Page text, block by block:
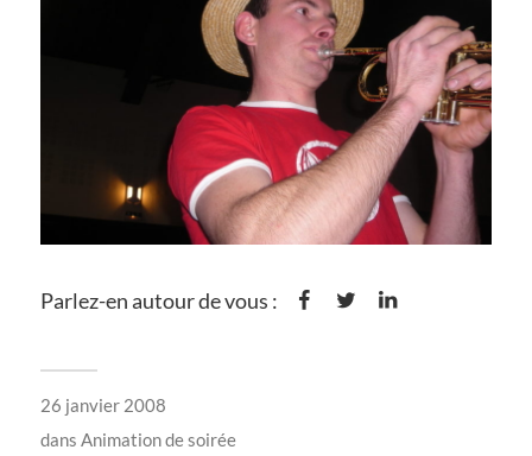
Parlez-en autour de vous :
26 janvier 2008
dans Animation de soirée